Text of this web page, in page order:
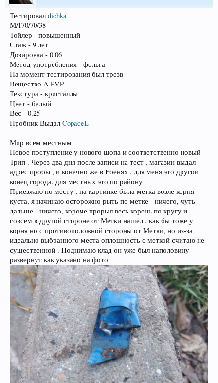
Тестировал dichka
М/170/70/38
Тойлер - повышенный
Стаж - 9 лет
Дозировка - 0.06
Метод употребления - фольга
На момент тестирования был трезв
Вещество A PVP
Текстура - кристаллы
Цвет - белый
Вес - 0.25
Пробник Выдал CopaceL
Мир всем местным!
Новое поступление у нового шопа и соответственно новый
Трип . Через два дня после записи на тест , магазин выдал
адрес пробы , и конечно же в Ебенях , для меня это другой
конец города, для местных это по району
Приезжаю по месту , на картинке была метка возле корня
куста, я начинаю осторожно рыть по метке - ничего, чуть
дальше - ничего, короче прорыл весь корень по кругу и
совсем в другой стороне от Метки нашел , как бы тоже у
корня но с противоположной стороны от Метки, но из-за
идеально выбранного места оплошность с меткой считаю не
существенной . Поднимаю клад он уже был наполовину
развернут как указано на фото